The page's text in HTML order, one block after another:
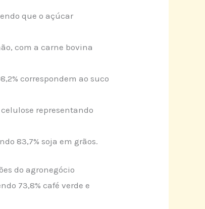
que o açúcar
com a carne bovina
correspondem ao suco
celulose representando
83,7% soja em grãos.
do agronegócio
73,8% café verde e